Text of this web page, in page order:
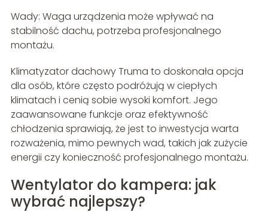
Wady: Waga urządzenia może wpływać na
stabilność dachu, potrzeba profesjonalnego
montażu.
Klimatyzator dachowy Truma to doskonała opcja
dla osób, które często podróżują w ciepłych
klimatach i cenią sobie wysoki komfort. Jego
zaawansowane funkcje oraz efektywność
chłodzenia sprawiają, że jest to inwestycja warta
rozważenia, mimo pewnych wad, takich jak zużycie
energii czy konieczność profesjonalnego montażu.
Wentylator do kampera: jak
wybrać najlepszy?